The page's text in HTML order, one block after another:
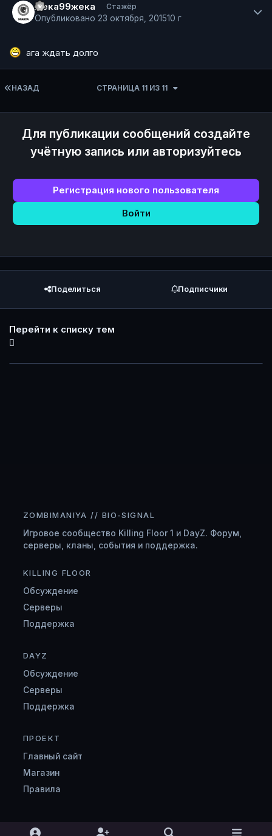
жека99жека Стажёр
Опубликовано 23 октября, 201510 г
ага ждать долго
ПЕРВАЯ СТРАНИЦА
НАЗАД СТРАНИЦА 11 ИЗ 11
Для публикации сообщений создайте
учётную запись или авторизуйтесь
Регистрация нового пользователя
Войти
Поделиться Подписчики
Перейти к списку тем
ZOMBIMANIYA // BIO-SIGNAL
Игровое сообщество Killing Floor 1 и DayZ. Форум,
серверы, кланы, события и поддержка.
KILLING FLOOR
Обсуждение
Серверы
Поддержка
DAYZ
Обсуждение
Серверы
Поддержка
ПРОЕКТ
Главный сайт
Магазин
Правила